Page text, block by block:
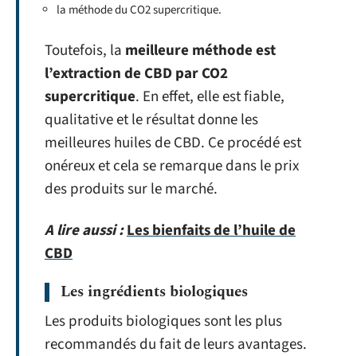
la méthode du CO2 supercritique.
Toutefois, la meilleure méthode est
l’extraction de CBD par CO2
supercritique. En effet, elle est fiable,
qualitative et le résultat donne les
meilleures huiles de CBD. Ce procédé est
onéreux et cela se remarque dans le prix
des produits sur le marché.
A lire aussi :Les bienfaits de l’huile de
CBD
Les ingrédients biologiques
Les produits biologiques sont les plus
recommandés du fait de leurs avantages.